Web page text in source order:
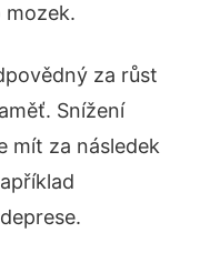
mozek.
za růst
Snížení
mít za následek